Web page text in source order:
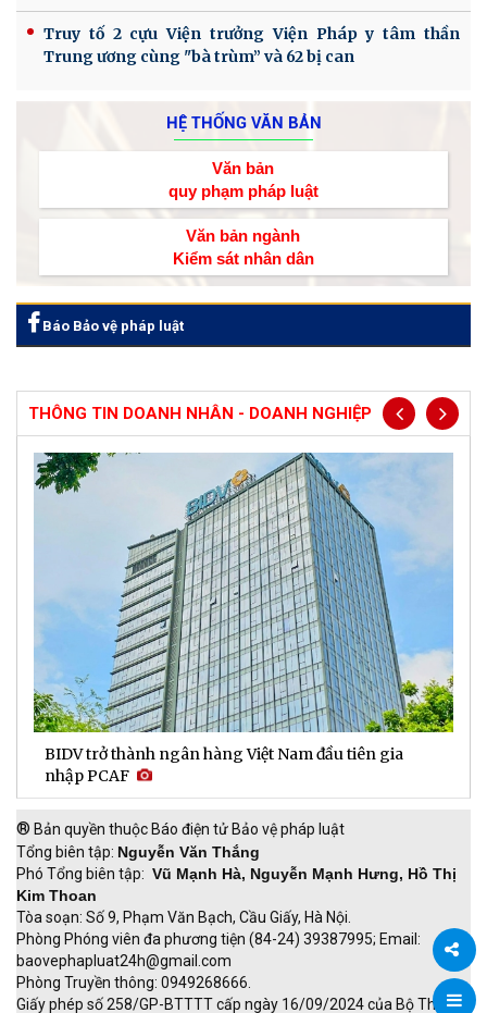
Chia
Truy tố 2 cựu Viện trưởng Viện Pháp y tâm thần
Trung ương cùng "bà trùm” và 62 bị can
HỆ THỐNG VĂN BẢN
Văn bản
quy phạm pháp luật
Văn bản ngành
Kiểm sát nhân dân
Báo Bảo vệ pháp luật
THÔNG TIN DOANH NHÂN - DOANH NGHIỆP
BIDV trở thành ngân hàng Việt Nam đầu tiên gia
nhập PCAF
® Bản quyền thuộc Báo điện tử Bảo vệ pháp luật
Tổng biên tập: Nguyễn Văn Thắng
Phó Tổng biên tập: Vũ Mạnh Hà, Nguyễn Mạnh Hưng, Hồ Thị
Kim Thoan
Tòa soạn: Số 9, Phạm Văn Bạch, Cầu Giấy, Hà Nội.
Phòng Phóng viên đa phương tiện (84-24) 39387995; Email:
baovephapluat24h@gmail.com
Phòng Truyền thông: 0949268666.
Giấy phép số 258/GP-BTTTT cấp ngày 16/09/2024 của Bộ Thông